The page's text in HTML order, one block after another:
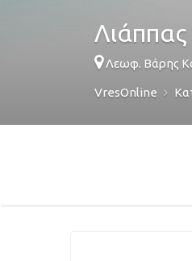
Λιάππας
Λεωφ. Βάρης
VresOnline